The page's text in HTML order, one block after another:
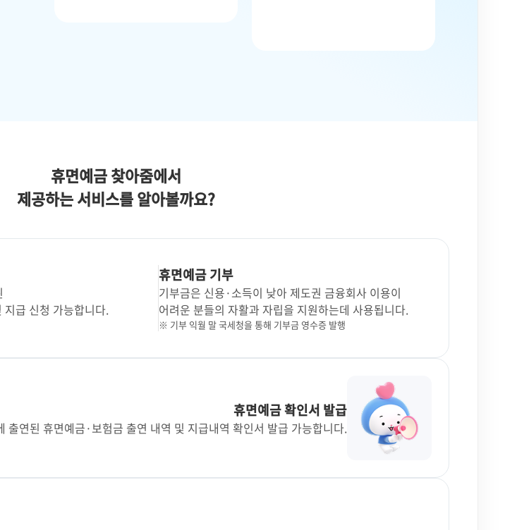
휴면예금 찾아줌에서
제공하는 서비스를 알아볼까요?
지급 신청 가능합니다.
휴면예금 기부
기부금은 신용·소득이 낮아제도권 금융회사 이용이
어려운 분들의 자활과 자립을 지원하는데 사용됩니다.
※ 기부 익월 말 국세청을 통해 기부금 영수증 발행
휴면예금 확인서 발급
출연된 휴면예금·보험금 출연 내역 및 지급내역 확인서 발급 가능합니다.